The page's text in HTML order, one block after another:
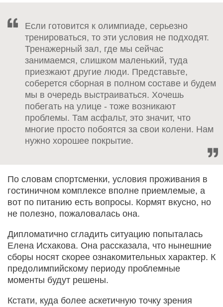
Если готовится к олимпиаде, серьезно
тренироваться, то эти условия не подходят.
Тренажерный зал, где мы сейчас
занимаемся, слишком маленький, туда
приезжают другие люди. Представьте,
соберется сборная в полном составе и будем
мы в очередь выстраиваться. Хочешь
побегать на улице - тоже возникают
проблемы. Там асфальт, это значит, что
многие просто побоятся за свои колени. Нам
нужно хорошее покрытие.
По словам спортсменки, условия проживания в
гостиничном комплексе вполне приемлемые, а
вот по питанию есть вопросы. Кормят вкусно, но
не полезно, пожаловалась она.
Дипломатично сгладить ситуацию попыталась
Елена Исхакова. Она рассказала, что нынешние
сборы носят скорее ознакомительных характер. К
предолимпийскому периоду проблемные
моменты будут решены.
Кстати, куда более аскетичную точку зрения